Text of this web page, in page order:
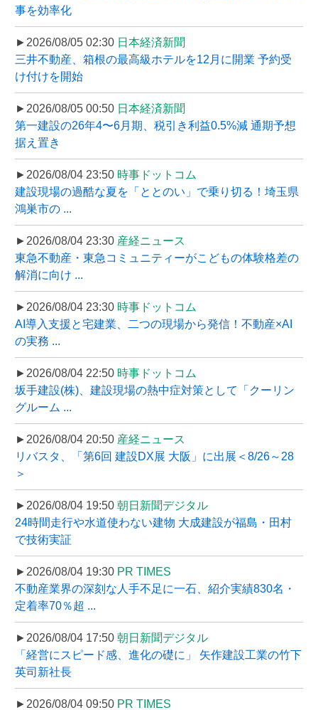
事を効率化
►2026/08/05 02:30 日本経済新聞
三井不動産、箱根の最高級ホテルを12月に開業 予約受
け付けを開始
►2026/08/05 00:50 日本経済新聞
第一建設の26年4〜6月期、税引き利益0.5%減 通期予想
据え置き
►2026/08/04 23:50 時事ドットコム
建設現場の過酷な夏を「ととのい」で乗り切る！埼玉県
鴻巣市の ...
►2026/08/04 23:30 産経ニュース
東急不動産・東急コミュニティーがこどもの体験格差の
解消に向け ...
►2026/08/04 23:30 時事ドットコム
AI導入支援と宅建業、二つの現場から発信！不動産×AI
の実務 ...
►2026/08/04 22:50 時事ドットコム
坂手建設(株)、建設現場の熱中症対策として「クーリン
グルーム ...
►2026/08/04 20:50 産経ニュース
リバスタ、「第6回 建設DX展 大阪」に出展＜8/26～28
＞
►2026/08/04 19:50 朝日新聞デジタル
24時間走行や水道使わない建物 大成建設が福島・田村
で技術実証
►2026/08/04 19:30 PR TIMES
不動産業界の深刻な人手不足に一石、紹介実績830名・
定着率70％超 ...
►2026/08/04 17:50 朝日新聞デジタル
「経営にスピード感、進化の礎に」 矢作建設工業の竹下
英司新社長
►2026/08/04 09:50 PR TIMES